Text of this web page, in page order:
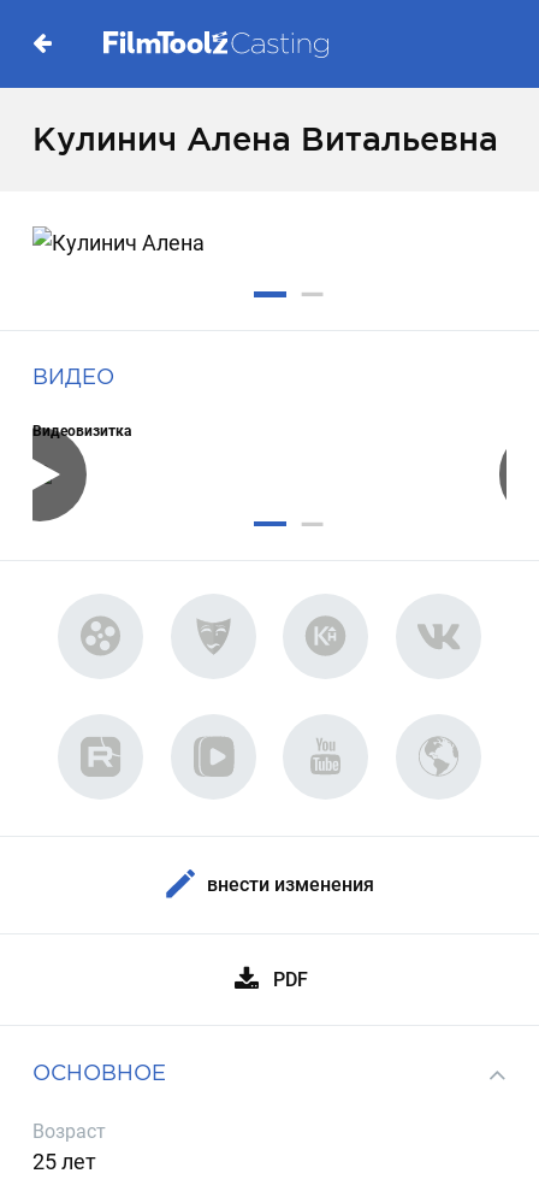
Кулинич Алена Витальевна
ВИДЕО
Видеовизитка
внести изменения
PDF
ОСНОВНОЕ
Возраст
25 лет